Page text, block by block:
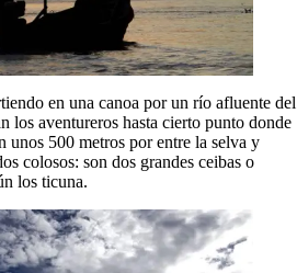
en una canoa por un río afluente del
los aventureros hasta cierto punto donde
unos 500 metros por entre la selva y
colosos: son dos grandes ceibas o
los ticuna.